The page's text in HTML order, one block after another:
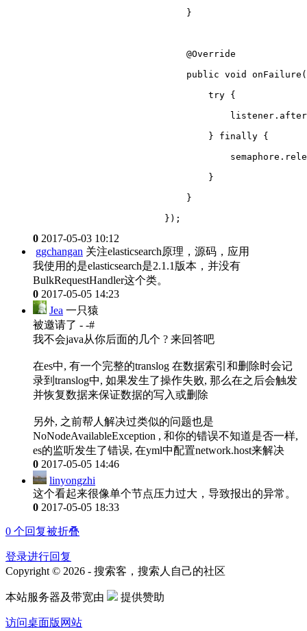
                            }
                            @Override
public void
                                try {
                                } finally {
                                }
                            }
                        });
0 2017-05-03 10:12
ggchangan 关注elasticsearch原理，源码，应用
我使用的是elasticsearch是2.1.1版本，并没有
BulkRequestHandler这个类。
0 2017-05-05 14:23
Jea 一只猿
被邀请了 - -#
我不会java从你后面的几个 ? 来回答吧
在es中, 有一个完整的translog 在数据索引和删除时会记
录到translog中, 如果发生了操作失败, 那么在之后会触发
并恢复数据来保证数据的写入或删除
另外, 之前帮人解决过类似的问题也是
NoNodeAvailableException , 和你的错误不知道是否一样,
es的监听发生了错误, 在yml中配置network.host来解决
0 2017-05-05 14:46
linyongzhi
这个看起来很像单个节点压力过大，导致报出的异常。
0 2017-05-05 18:33
0 个回复被折叠
登录进行回复
Copyright © 2026 - 搜索客，搜索人自己的社区
本站服务器及带宽由 提供赞助
访问桌面版网站